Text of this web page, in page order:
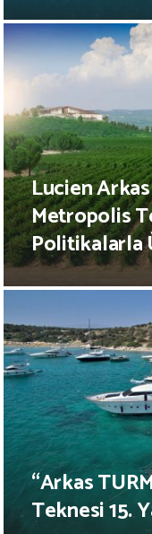
Lucien
Metropolis
Politikalarla
“Arkas
Teknesi 15.